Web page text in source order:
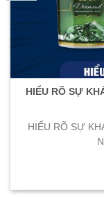
HIỂU RÕ SỰ
HIỂU RÕ SỰ